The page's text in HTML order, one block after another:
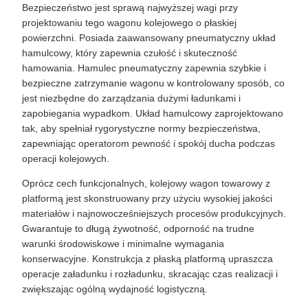
Bezpieczeństwo jest sprawą najwyższej wagi przy
projektowaniu tego wagonu kolejowego o płaskiej
powierzchni. Posiada zaawansowany pneumatyczny układ
hamulcowy, który zapewnia czułość i skuteczność
hamowania. Hamulec pneumatyczny zapewnia szybkie i
bezpieczne zatrzymanie wagonu w kontrolowany sposób, co
jest niezbędne do zarządzania dużymi ładunkami i
zapobiegania wypadkom. Układ hamulcowy zaprojektowano
tak, aby spełniał rygorystyczne normy bezpieczeństwa,
zapewniając operatorom pewność i spokój ducha podczas
operacji kolejowych.
Oprócz cech funkcjonalnych, kolejowy wagon towarowy z
platformą jest skonstruowany przy użyciu wysokiej jakości
materiałów i najnowocześniejszych procesów produkcyjnych.
Gwarantuje to długą żywotność, odporność na trudne
warunki środowiskowe i minimalne wymagania
konserwacyjne. Konstrukcja z płaską platformą upraszcza
operacje załadunku i rozładunku, skracając czas realizacji i
zwiększając ogólną wydajność logistyczną.